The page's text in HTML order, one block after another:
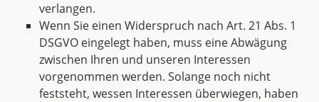
verlangen.
Wenn Sie einen Widerspruch nach Art. 21 Abs. 1
DSGVO eingelegt haben, muss eine Abwägung
zwischen Ihren und unseren Interessen
vorgenommen werden. Solange noch nicht
feststeht, wessen Interessen überwiegen, haben